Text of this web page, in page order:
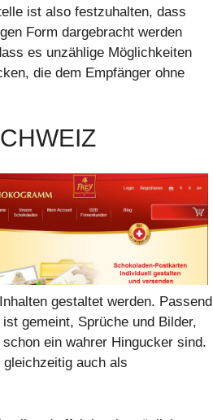
ist also festzuhalten, dass
Form dargebracht werden
es unzählige Möglichkeiten
die dem Empfänger ohne
gestaltet werden. Passend
gemeint, Sprüche und Bilder,
ein wahrer Hingucker sind.
auch als